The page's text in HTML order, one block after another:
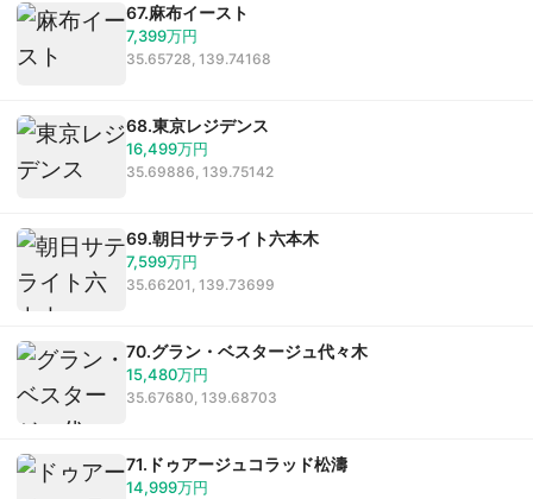
67.麻布イースト
7,399万円
35.65728, 139.74168
68.東京レジデンス
16,499万円
35.69886, 139.75142
69.朝日サテライト六本木
7,599万円
35.66201, 139.73699
70.グラン・ベスタージュ代々木
15,480万円
35.67680, 139.68703
71.ドゥアージュコラッド松濤
14,999万円